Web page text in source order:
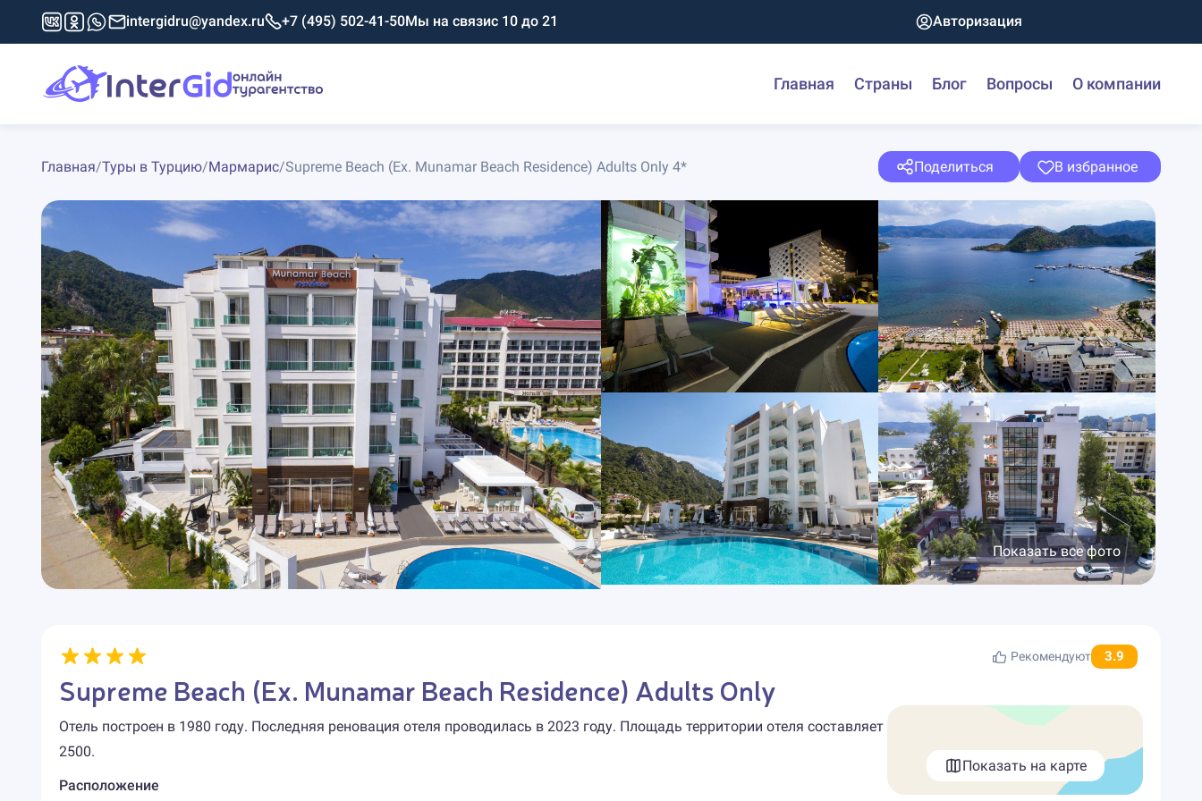
intergidru@yandex.ru +7 (495) 502-41-50Мы на связис 10 до 21 Авторизация
Главная Страны Блог Вопросы О компании
Главная/Туры в Турцию/Мармарис/Supreme Beach (Ex. Munamar Beach Residence) Adults Only 4* Поделиться В избранное
Показать все фото
Рекомендуют 3.9
Supreme Beach (Ex. Munamar Beach Residence) Adults Only
Отель построен в 1980 году. Последняя реновация отеля проводилась в 2023 году. Площадь территории отеля составляет
2500.
Расположение
Показать на карте